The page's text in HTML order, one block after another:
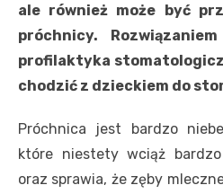
ale również może być
próchnicy.
profilaktyka
chodzić z dzieckiem do
Próchnica jest bardzo
które niestety wciąż
oraz sprawia, że zęby